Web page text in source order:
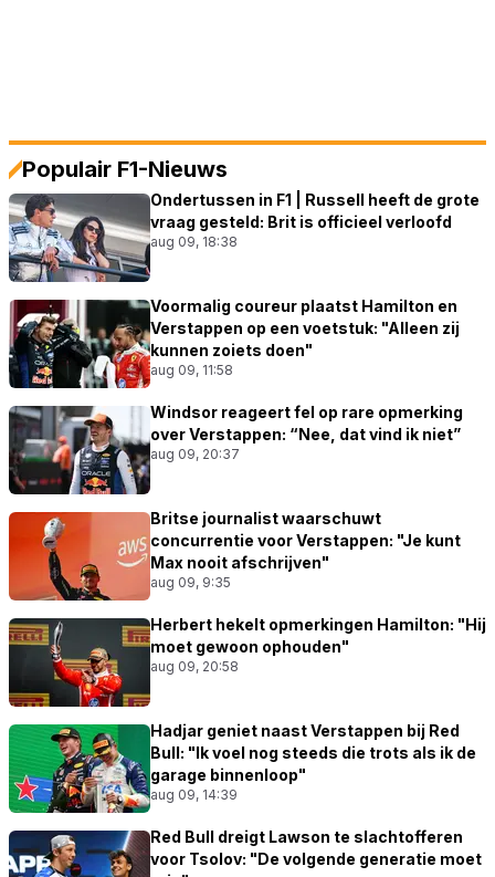
Populair F1-Nieuws
Ondertussen in F1 | Russell heeft de grote
vraag gesteld: Brit is officieel verloofd
aug 09, 18:38
Voormalig coureur plaatst Hamilton en
Verstappen op een voetstuk: "Alleen zij
kunnen zoiets doen"
aug 09, 11:58
Windsor reageert fel op rare opmerking
over Verstappen: “Nee, dat vind ik niet”
aug 09, 20:37
Britse journalist waarschuwt
concurrentie voor Verstappen: "Je kunt
Max nooit afschrijven"
aug 09, 9:35
Herbert hekelt opmerkingen Hamilton: "Hij
moet gewoon ophouden"
aug 09, 20:58
Hadjar geniet naast Verstappen bij Red
Bull: "Ik voel nog steeds die trots als ik de
garage binnenloop"
aug 09, 14:39
Red Bull dreigt Lawson te slachtofferen
voor Tsolov: "De volgende generatie moet